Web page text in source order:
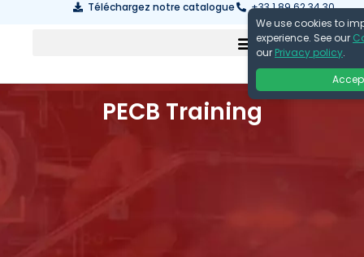
Téléchargez notre catalogue +33 1 89 62 34 30
PECB Training
We use cookies to
experience. See our
our Privacy policy.